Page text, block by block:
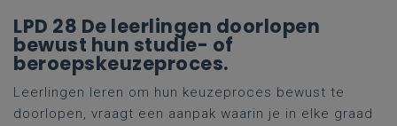
LPD 28 De leerlingen doorlopen
bewust hun studie- of
beroepskeuzeproces.
Leerlingen leren om hun keuzeproces bewust te
doorlopen, vraagt een aanpak waarin je in elke graad